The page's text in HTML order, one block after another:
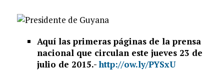
Aquí las primeras páginas de la prensa
nacional que circulan este jueves 23 de
julio de 2015.-http://ow.ly/PYSxU